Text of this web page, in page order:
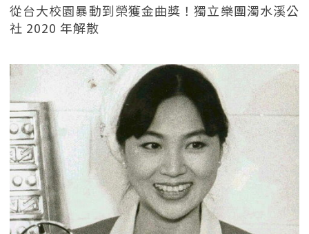
從台大校園暴動到榮獲金曲獎！獨立樂團濁水溪公
社 2020 年解散